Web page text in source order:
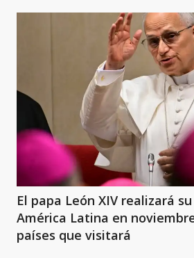
El papa León XIV realizará
América Latina en
países que visitará